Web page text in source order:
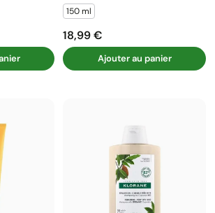
150 ml
Prix
18,99 €
Ajouter au panier